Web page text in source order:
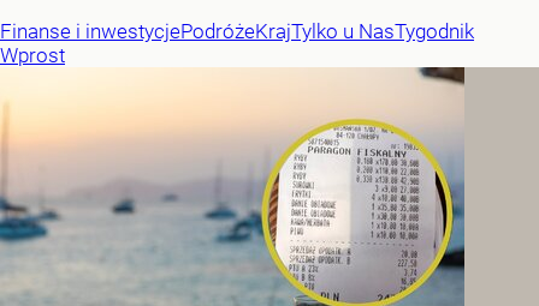
Finanse i inwestycjePodróżeKrajTylko u NasTygodnik
Wprost